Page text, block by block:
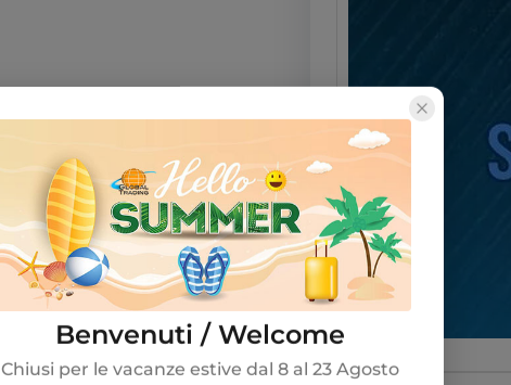
Benvenuti / Welcome
Chiusi per le vacanze estive dal 8 al 23 Agosto